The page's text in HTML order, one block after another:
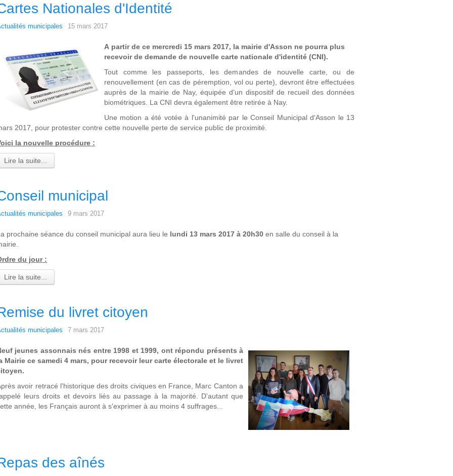
Nationales d'Identité
municipales 15 mars 2017
A partir de ce mercredi 15 mars 2017, la mairie d'Asson ne pourra plus
recevoir de demande de nouvelle carte nationale d'identité (CNI).
Tout comme les passeports, les demandes de nouvelle carte, ou de
renouvellement (en cas de péremption, vol ou perte), devront être effectuées
auprès de la mairie de Nay, équipée d'un dispositif de recueil des données
biométriques. La CNI devra également être retirée à Nay.
Une motion a été votée à l'unanimité par le Conseil Municipal d'Asson le 13
2017, pour protester contre cette nouvelle perte de service public de proximité.
la nouvelle procédure :
Lire la suite...
municipal
municipales 9 mars 2017
prochaine séance du conseil municipal aura lieu le lundi 13 mars 2017 à 20h30 en salle du conseil à la
du jour :
Lire la suite...
du livret citoyen
municipales 7 mars 2017
jeunes assonnais nés entre 1998 et 1999, ont répondu présents à
Mairie ce samedi 4 mars, pour recevoir leur carte électorale et le livret
avoir retracé l'historique des droits civiques en France, Marc Canton a
leurs droits et devoirs liés au passage à la majorité. D'autant que
année, les Français auront à s'exprimer à au moins 4 suffrages...
des aînés